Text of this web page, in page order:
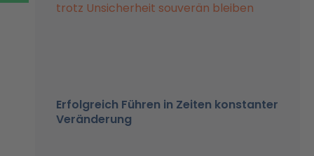
Erfolgreich Führen in Zeiten konstanter
Veränderung